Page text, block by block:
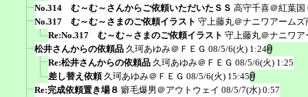
No.314 む～む～さんからご依頼いただいたＳＳ 高守千喜＠紅葉国
No.317 む～む～さまのご依頼イラスト 守上藤丸＠ナニワアームズ
Re:No.317 む～む～さまのご依頼イラスト 守上藤丸＠ナニワア
松井さんからの依頼品 久珂あゆみ＠ＦＥＧ 08/5/6(火) 1:24
Re:松井さんからの依頼品 久珂あゆみ＠ＦＥＧ 08/5/6(火) 1:25
差し替え依頼 久珂あゆみ＠ＦＥＧ 08/5/6(火) 15:45
Re:完成依頼置き場８ 癖毛爆男＠アウトウェイ 08/5/7(水) 0:57